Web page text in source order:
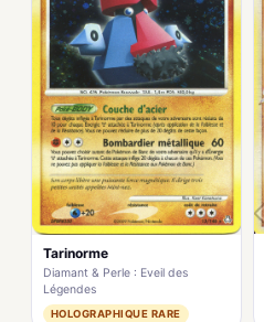
Tarinorme
Diamant & Perle : Eveil des
Légendes
HOLOGRAPHIQUE RARE